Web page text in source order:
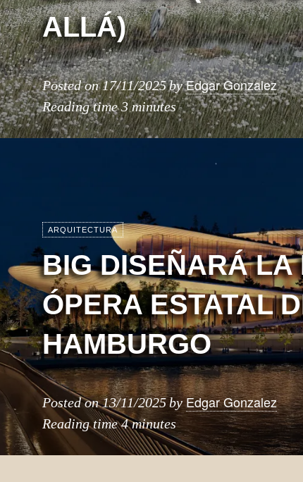
ALLÁ)
Posted on17/11/2025byEdgar Gonzalez
Reading time3 minutes
ARQUITECTURA
BIG DISEÑARÁ LA
ÓPERA ESTATAL
HAMBURGO
Posted on13/11/2025byEdgar Gonzalez
Reading time4 minutes